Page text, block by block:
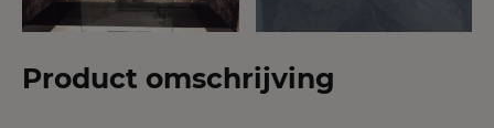
Product omschrijving